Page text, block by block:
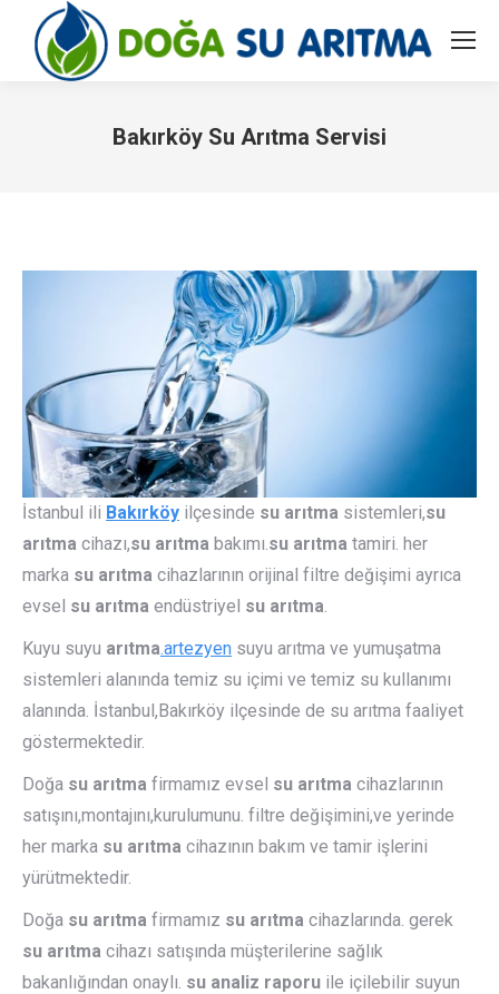
Bakırköy Su Arıtma Servisi
İstanbul ili Bakırköy ilçesinde su arıtma sistemleri,su
arıtma cihazı,su arıtma bakımı.su arıtma tamiri. her
marka su arıtma cihazlarının orijinal filtre değişimi ayrıca
evsel su arıtma endüstriyel su arıtma.
Kuyu suyu arıtma.artezyen suyu arıtma ve yumuşatma
sistemleri alanında temiz su içimi ve temiz su kullanımı
alanında. İstanbul,Bakırköy ilçesinde de su arıtma faaliyet
göstermektedir.
Doğa su arıtma firmamız evsel su arıtma cihazlarının
satışını,montajını,kurulumunu. filtre değişimini,ve yerinde
her marka su arıtma cihazının bakım ve tamir işlerini
yürütmektedir.
Doğa su arıtma firmamız su arıtma cihazlarında. gerek
su arıtma cihazı satışında müşterilerine sağlık
bakanlığından onaylı. su analiz raporu ile içilebilir suyun